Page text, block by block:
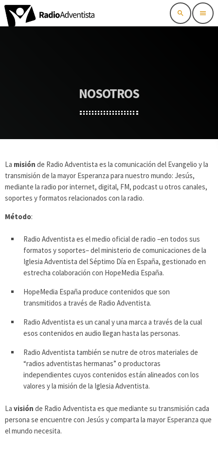
search menu
NOSOTROS
La misión de Radio Adventista es la comunicación del Evangelio y la
transmisión de la mayor Esperanza para nuestro mundo: Jesús,
mediante la radio por internet, digital, FM, podcast u otros canales,
soportes y formatos relacionados con la radio.
Método:
Radio Adventista es el medio oficial de radio –en todos sus
formatos y soportes– del ministerio de comunicaciones de la
Iglesia Adventista del Séptimo Día en España, gestionado en
estrecha colaboración con HopeMedia España.
HopeMedia España produce contenidos que son
transmitidos a través de Radio Adventista.
Radio Adventista es un canal y una marca a través de la cual
esos contenidos en audio llegan hasta las personas.
Radio Adventista también se nutre de otros materiales de
“radios adventistas hermanas” o productoras
independientes cuyos contenidos están alineados con los
valores y la misión de la Iglesia Adventista.
La visión de Radio Adventista es que mediante su transmisión cada
persona se encuentre con Jesús y comparta la mayor Esperanza que
el mundo necesita.